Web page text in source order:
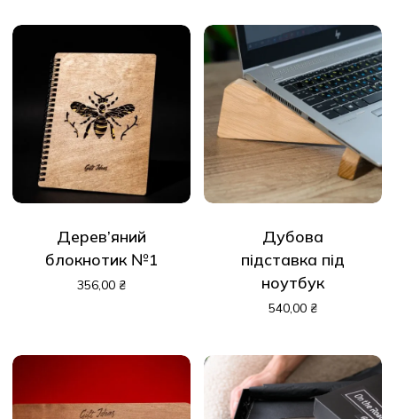
Дерев’яний
блокнотик №1
356,00 ₴
Дубова
підставка під
ноутбук
540,00 ₴